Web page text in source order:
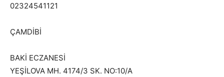
02324541121
ÇAMDİBİ
BAKİ ECZANESİ
YEŞİLOVA MH. 4174/3 SK. NO:10/A